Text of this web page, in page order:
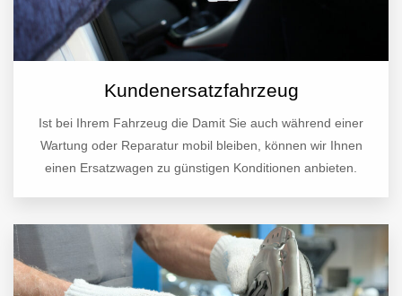
Kundenersatzfahrzeug
Ist bei Ihrem Fahrzeug die Damit Sie auch während einer
Wartung oder Reparatur mobil bleiben, können wir Ihnen
einen Ersatzwagen zu günstigen Konditionen anbieten.